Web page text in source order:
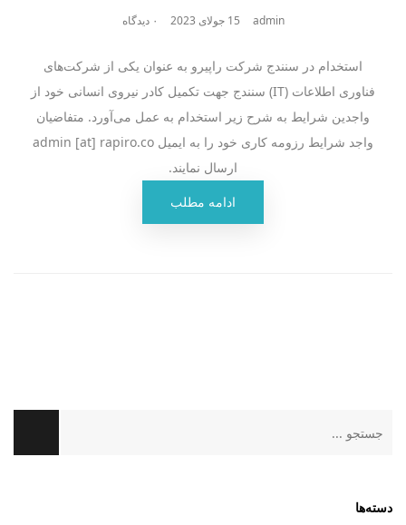
admin 15 جولای 2023 ۰ دیدگاه
استخدام در سنندج شرکت راپیرو به عنوان یکی از شرکت‌های
فناوری اطلاعات (IT) سنندج جهت تکمیل کادر نیروی انسانی خود از
واجدین شرایط به شرح زیر استخدام به عمل می‌آورد. متفاضیان
واجد شرایط رزومه کاری خود را به ایمیل admin [at] rapiro.co
ارسال نمایند.
ادامه مطلب
دسته‌ها